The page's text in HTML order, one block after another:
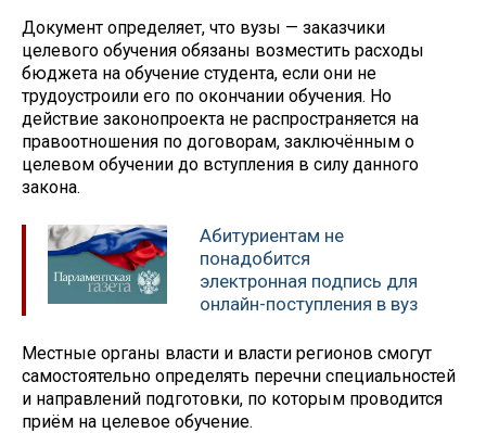
Документ определяет, что вузы — заказчики
целевого обучения обязаны возместить расходы
бюджета на обучение студента, если они не
трудоустроили его по окончании обучения. Но
действие законопроекта не распространяется на
правоотношения по договорам, заключённым о
целевом обучении до вступления в силу данного
закона.
Абитуриентам не
понадобится
электронная подпись для
онлайн-поступления в вуз
Местные органы власти и власти регионов смогут
самостоятельно определять перечни специальностей
и направлений подготовки, по которым проводится
приём на целевое обучение.